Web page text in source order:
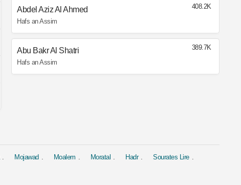
Abdel Aziz Al Ahmed
Hafs an Assim
408.2K
Abu Bakr Al Shatri
Hafs an Assim
389.7K
Mojawad Moalem Moratal Hadr Sourates Lire